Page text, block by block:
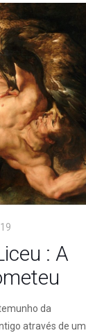
: A
da
através de um